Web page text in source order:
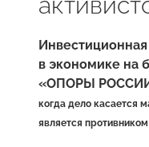
в экономике на
«ОПОРЫ
когда дело касается
является